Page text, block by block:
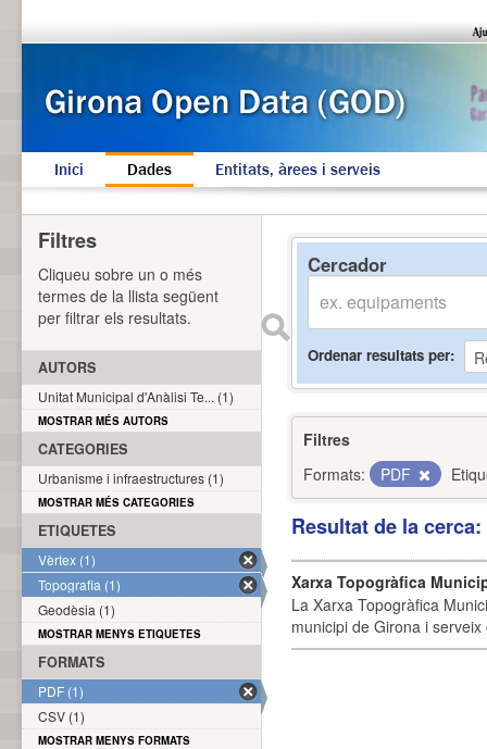
Inici Dades Entitats, àrees i serveis
Cercador
Ordenar resultats per
Filtres
Formats:
PDF
Resultat de la
Xarxa Topogràfica
La Xarxa Topogràfica
municipi de Girona i
Filtres
Cliqueu sobre un o més
termes de la llista següent
per filtrar els resultats.
AUTORS
Unitat Municipal d'Anàlisi Te... (1)
MOSTRAR MÉS AUTORS
CATEGORIES
Urbanisme i infraestructures (1)
MOSTRAR MÉS CATEGORIES
ETIQUETES
Vèrtex (1)
Topografia (1)
Geodèsia (1)
MOSTRAR MENYS ETIQUETES
FORMATS
PDF (1)
CSV (1)
MOSTRAR MENYS FORMATS